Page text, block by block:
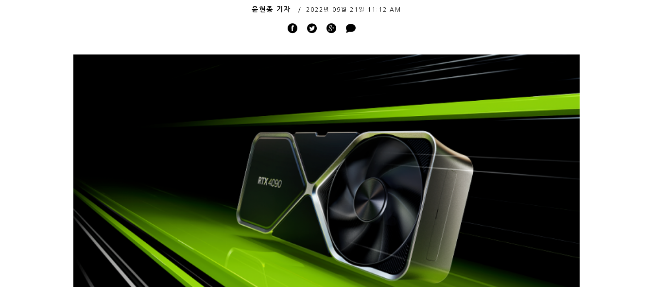
윤현종 기자 2022년 09월 21일 11:12 AM